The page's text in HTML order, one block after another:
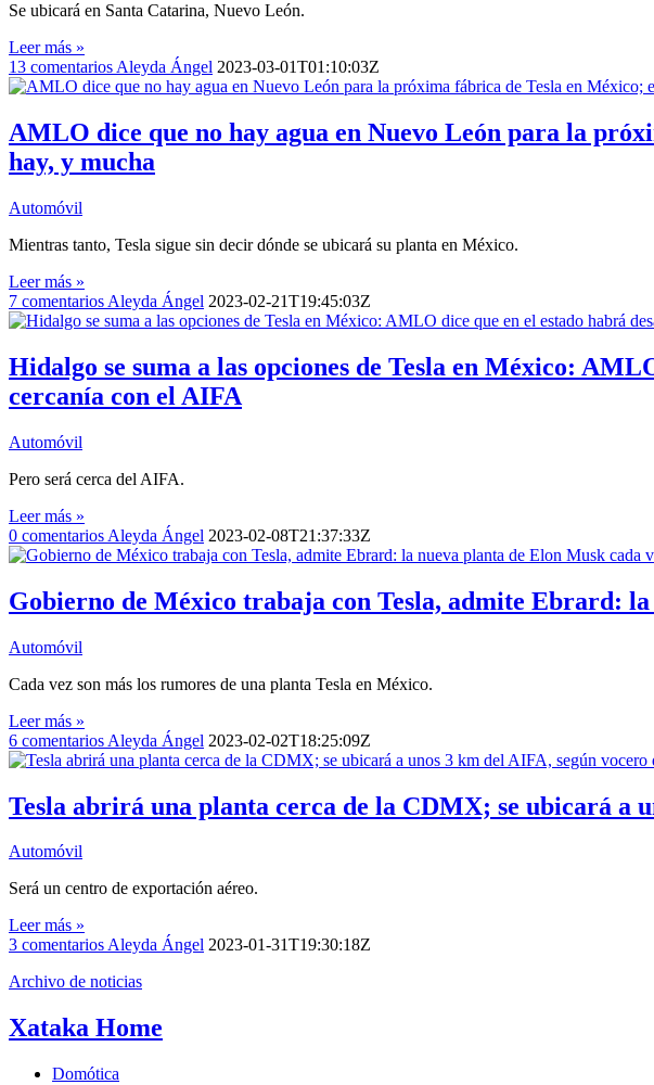
Se ubicará en Santa Catarina, Nuevo León.
Leer más »
13 comentarios Aleyda Ángel 2023-03-01T01:10:03Z
AMLO dice que no hay agua en Nuevo León para la
hay, y mucha
Automóvil
Mientras tanto, Tesla sigue sin decir dónde se ubicará su planta en México.
Leer más »
7 comentarios Aleyda Ángel 2023-02-21T19:45:03Z
Hidalgo se suma a las opciones de Tesla en México:
cercanía con el AIFA
Automóvil
Pero será cerca del AIFA.
Leer más »
0 comentarios Aleyda Ángel 2023-02-08T21:37:33Z
Gobierno de México trabaja con Tesla, admite Ebrard:
Automóvil
Cada vez son más los rumores de una planta Tesla en México.
Leer más »
6 comentarios Aleyda Ángel 2023-02-02T18:25:09Z
Tesla abrirá una planta cerca de la CDMX; se ubicará a
Automóvil
Será un centro de exportación aéreo.
Leer más »
3 comentariosAleyda Ángel 2023-01-31T19:30:18Z
Archivo de noticias
Xataka Home
Domótica